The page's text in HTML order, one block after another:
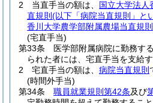
2 当直手当の額は、 国立大学法人
直規則 (以下「病院当直規則」と
香川大学農学部附属農場当直規則
(宅直手当)
第33条
医学部附属病院に勤務す
られた者には、宅直手当を支給す
2
宅直手当の額は、 病院当直規則
(時間外手当)
第34条
職員就業規則第42条及び